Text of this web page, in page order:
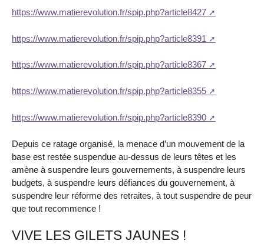
https://www.matierevolution.fr/spip.php?article8427
https://www.matierevolution.fr/spip.php?article8391
https://www.matierevolution.fr/spip.php?article8367
https://www.matierevolution.fr/spip.php?article8355
https://www.matierevolution.fr/spip.php?article8390
Depuis ce ratage organisé, la menace d’un mouvement de la
base est restée suspendue au-dessus de leurs têtes et les
amène à suspendre leurs gouvernements, à suspendre leurs
budgets, à suspendre leurs défiances du gouvernement, à
suspendre leur réforme des retraites, à tout suspendre de peur
que tout recommence !
VIVE LES GILETS JAUNES !